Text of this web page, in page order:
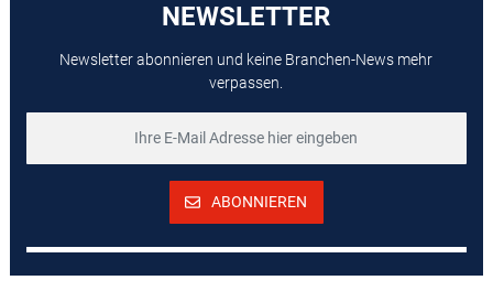
NEWSLETTER
Newsletter abonnieren und keine Branchen-News mehr
verpassen.
ABONNIEREN